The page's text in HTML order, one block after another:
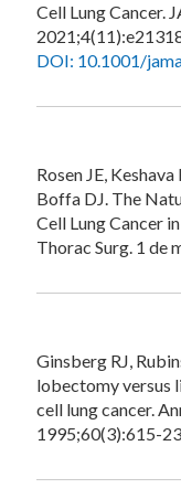
Cell Lung Cancer.
DOI: 10.1001/
Rosen JE,
Boffa DJ. The
Cell Lung Cancer
Thorac Surg. 1 de
Ginsberg RJ,
lobectomy versus
cell lung cancer.
1995;60(3):615-